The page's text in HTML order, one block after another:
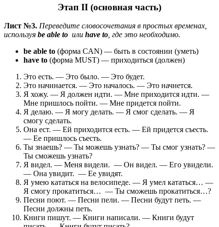
Этап II (основная часть)
Лист №3. Переведите словосочетания в простых временах,
используя be able to или have to , где это необходимо.
be able to (форма CAN) — быть в состоянии (уметь)
have to (форма MUST) — приходиться (должен)
Это есть. — Это было. — Это будет.
Это начинается. — Это началось. — Это начнется.
Я хожу. — Я должен идти. — Мне приходится идти. —
Мне пришлось пойти. — Мне придется пойти.
Я делаю. — Я могу делать. — Я смог сделать. — Я
смогу сделать.
Она ест. — Ей приходится есть. — Ей придется съесть.
— Ее пришлось съесть.
Ты знаешь? — Ты можешь узнать? — Ты смог узнать? —
Ты сможешь узнать?
Я видел. — Меня видели. — Он видел. — Его увидели.
— Она увидит. — Ее увидят.
Я умею кататься на велосипеде. — Я умел кататься… —
Я смогу прокатиться… — Ты сможешь прокатиться…?
Песни поют. — Песни пели. — Песни будут петь. —
Песни должны петь.
Книги пишут. — Книги написали. — Книги будут